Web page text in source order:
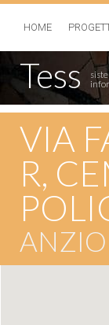
HOME
Tess
VIA
R,
ANZIO